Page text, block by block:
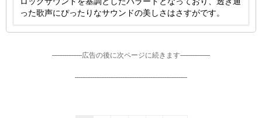
った歌声にぴったりなサウンドの美しさはさすがです。
-----------------広告の後に次ページに続きます-----------------
----------------------------------------------------------------